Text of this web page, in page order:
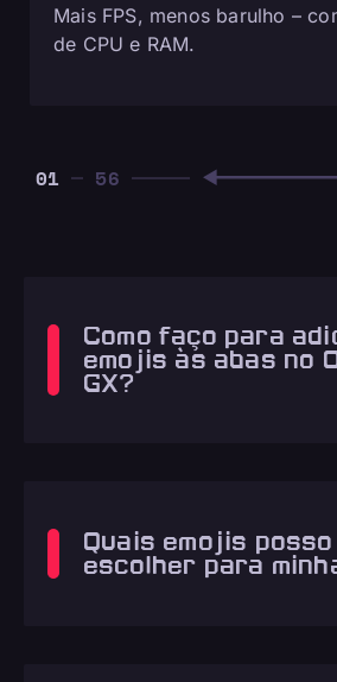
Mais FPS, menos barulho –
de CPU e RAM.
01
Como faço para
emojis às abas no
GX?
Quais emojis posso
escolher para